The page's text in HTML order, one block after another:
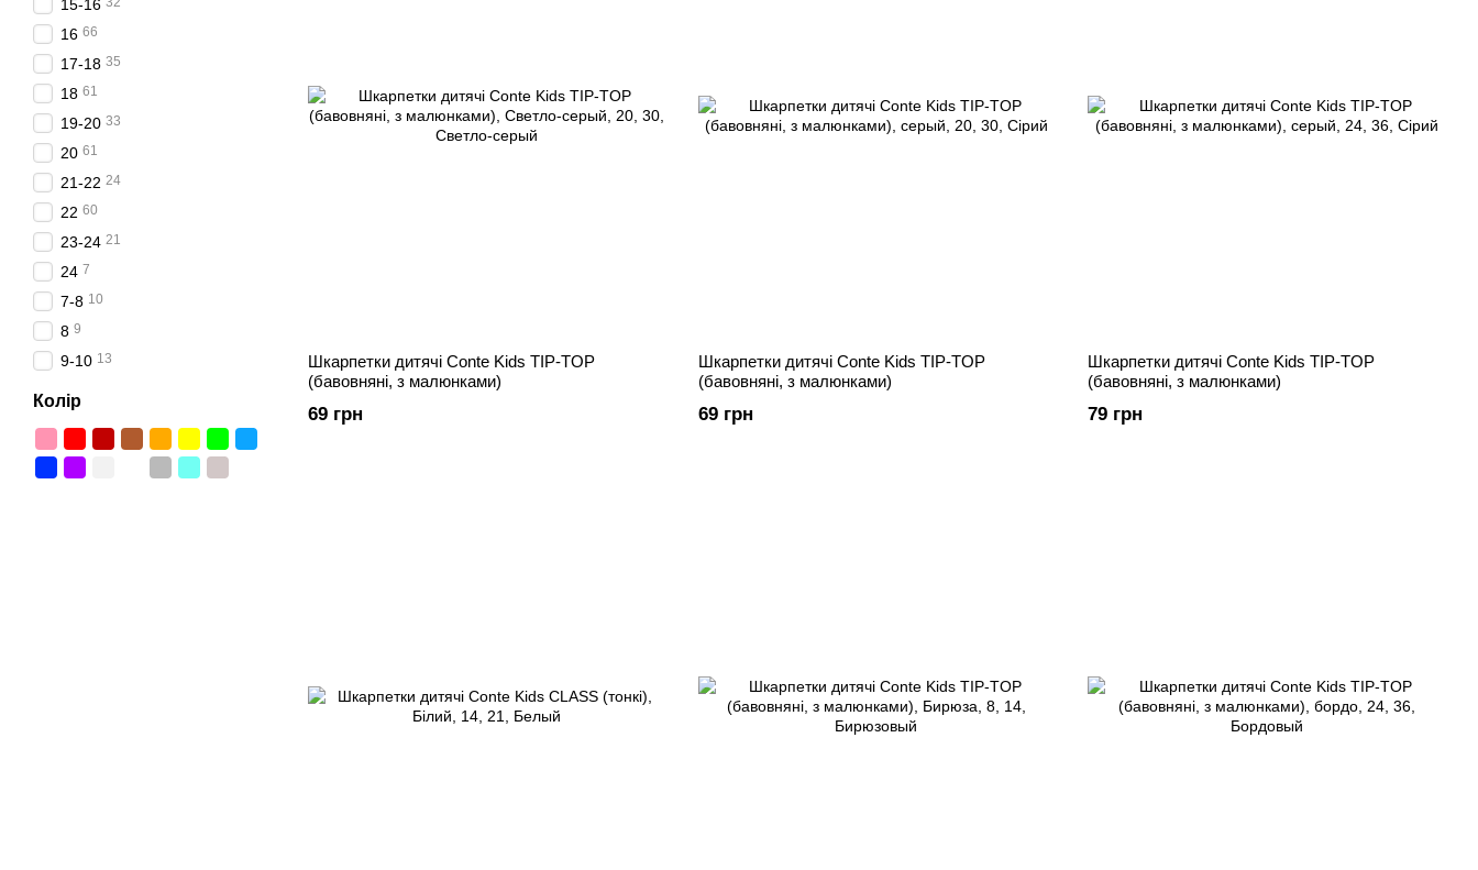
Шкарпетки дитячі Conte Kids TIP-TOP
(бавовняні, з малюнками)
69 грн
Шкарпетки дитячі Conte Kids TIP-TOP
(бавовняні, з малюнками)
69 грн
Шкарпетки дитячі Conte Kids TIP-TOP
(бавовняні, з малюнками)
79 грн
15-16
16 66
17-18 35
18 61
19-20 33
20 61
21-22 24
22 60
23-24 21
24 7
7-8 10
8 9
9-10 13
Колір